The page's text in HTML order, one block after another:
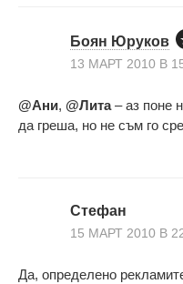
Боян Юруков
13 МАРТ 2010 В
@Ани, @Лита– аз поне
да греша, но не съм го
Стефан
15 МАРТ 2010 В
Да, определено